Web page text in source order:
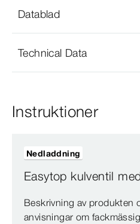
Datablad
Technical Data
Instruktioner
Easytop kulventil
Beskrivning av produkten
anvisningar om
Nedladdning